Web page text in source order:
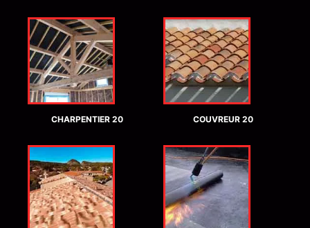
CHARPENTIER 20 COUVREUR 20